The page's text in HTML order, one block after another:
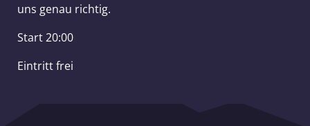
uns genau richtig.
Start 20:00
Eintritt frei